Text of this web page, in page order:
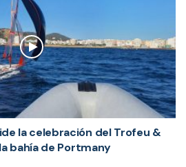
la celebración del Trofeu &
bahía de Portmany